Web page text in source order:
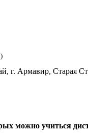
г. Армавир, Старая
можно учиться